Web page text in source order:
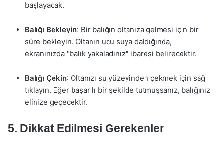
başlayacak.
Balığı Bekleyin: Bir balığın oltanıza gelmesi için bir
süre bekleyin. Oltanın ucu suya daldığında,
ekranınızda "balık yakaladınız" ibaresi belirecektir.
Balığı Çekin: Oltanızı su yüzeyinden çekmek için sağ
tıklayın. Eğer başarılı bir şekilde tutmuşsanız, balığınız
elinize geçecektir.
5. Dikkat Edilmesi Gerekenler